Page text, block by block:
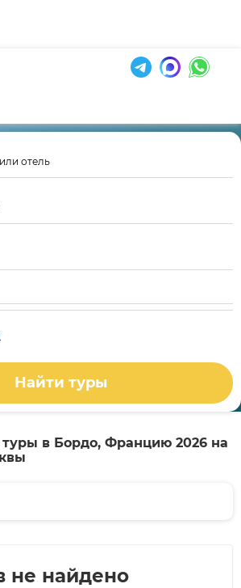
отель
Найти туры
в Бордо, Францию 2026 на
не найдено